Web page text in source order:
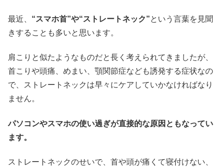
最近、 “スマホ首”や“ストレートネック”という言葉を見聞
きすることも多いと思います。
肩こりと似たようなものだと長く考えられてきましたが、
首こりや頭痛、めまい、顎関節症なども誘発する症状なの
で、ストレートネックは早々にケアしていかなければなり
ません。
パソコンやスマホの使い過ぎが直接的な原因ともなってい
ます。
ストレートネックのせいで、首や頭が痛くて寝付けない、